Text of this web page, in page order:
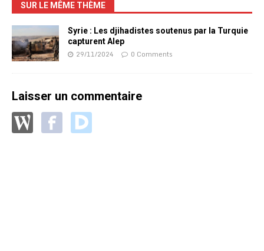
SUR LE MÊME THÈME
Syrie : Les djihadistes soutenus par la Turquie
capturent Alep
29/11/2024 0 Comments
Laisser un commentaire